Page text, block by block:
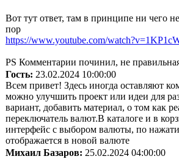
Вот тут ответ, там в принципе ни чего
пор
https://www.youtube.com/
PS Комментарии починил, не
Гость: 23.02.2024 10:00:00
Всем привет! Здесь иногда оставляют
можно улучшить проект или идеи для
вариант, добавить материал, о том как
переключатель валют.В каталоге и в
интерфейс с выбором валюты, по
отображается в новой валюте
Михаил Базаров: 25.02.2024 04:00:00